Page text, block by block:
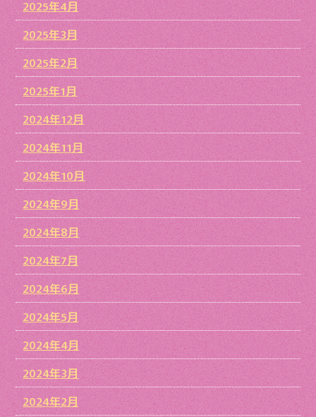
2025年4月
2025年3月
2025年2月
2025年1月
2024年12月
2024年11月
2024年10月
2024年9月
2024年8月
2024年7月
2024年6月
2024年5月
2024年4月
2024年3月
2024年2月